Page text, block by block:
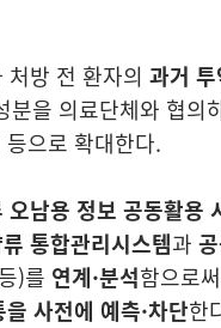
처방 전 환자의 과거
분을 의료단체와 협의
등으로 확대한다.
오남용 정보 공동활용
통합관리시스템과
)를 연계·분석함으로써
사전에 예측·차단한